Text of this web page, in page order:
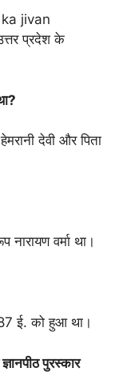
ka jivan
प्रदेश के
देवी और पिता
नारायण वर्मा था।
ई. को हुआ था।
पुरस्कार